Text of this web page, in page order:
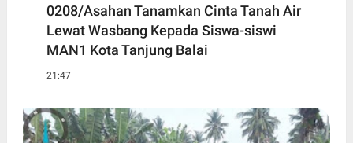
0208/Asahan Tanamkan Cinta Tanah Air
Lewat Wasbang Kepada Siswa-siswi
MAN1 Kota Tanjung Balai
21:47